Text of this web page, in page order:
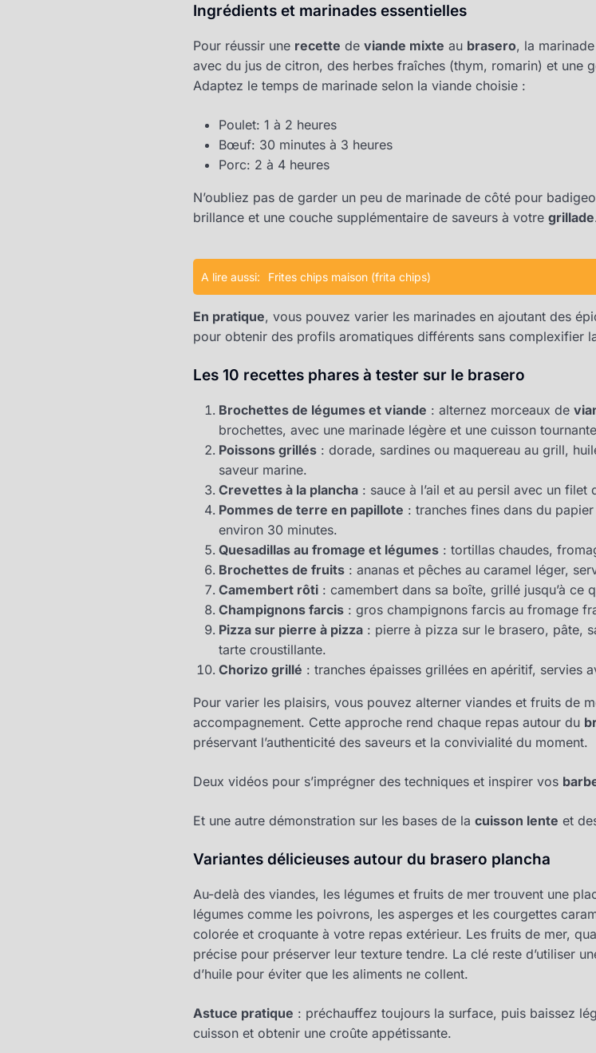
Ingrédients et marinades essentielles
Pour réussir une recette de viande mixte au brasero, la
avec du jus de citron, des herbes fraîches (thym, romarin) et une
Adaptez le temps de marinade selon la viande choisie :
Poulet: 1 à 2 heures
Bœuf: 30 minutes à 3 heures
Porc: 2 à 4 heures
N’oubliez pas de garder un peu de marinade de côté pour
brillance et une couche supplémentaire de saveurs à votre grillade
A lire aussi: Frites chips maison (frita chips)
En pratique, vous pouvez varier les marinades en ajoutant des
pour obtenir des profils aromatiques différents sans complexifier
Les 10 recettes phares à tester sur le brasero
Brochettes de légumes et viande : alternez morceaux de
brochettes, avec une marinade légère et une cuisson
Poissons grillés : dorade, sardines ou maquereau au grill,
saveur marine.
Crevettes à la plancha : sauce à l’ail et au persil avec un filet
Pommes de terre en papillote : tranches fines dans du
environ 30 minutes.
Quesadillas au fromage et légumes : tortillas chaudes,
Brochettes de fruits : ananas et pêches au caramel léger,
Camembert rôti : camembert dans sa boîte, grillé jusqu’à ce
Champignons farcis : gros champignons farcis au fromage
Pizza sur pierre à pizza : pierre à pizza sur le brasero, pâte,
tarte croustillante.
Chorizo grillé : tranches épaisses grillées en apéritif, servies
Pour varier les plaisirs, vous pouvez alterner viandes et fruits de
accompagnement. Cette approche rend chaque repas autour du
préservant l’authenticité des saveurs et la convivialité du moment.
Deux vidéos pour s’imprégner des techniques et inspirer vos
Et une autre démonstration sur les bases de la cuisson lente et
Variantes délicieuses autour du brasero plancha
Au-delà des viandes, les légumes et fruits de mer trouvent une
légumes comme les poivrons, les asperges et les courgettes
colorée et croquante à votre repas extérieur. Les fruits de mer,
précise pour préserver leur texture tendre. La clé reste d’utiliser
d’huile pour éviter que les aliments ne collent.
Astuce pratique : préchauffez toujours la surface, puis baissez
cuisson et obtenir une croûte appétissante.